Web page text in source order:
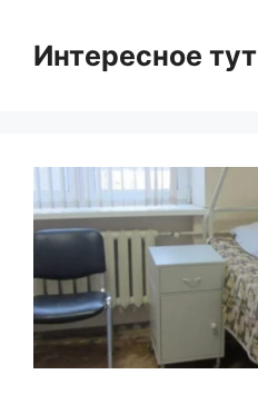
contentИнтересное тут